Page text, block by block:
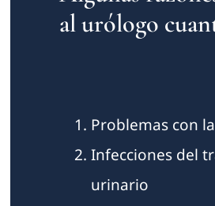
al urólogo
Problemas con
Infecciones del
urinario